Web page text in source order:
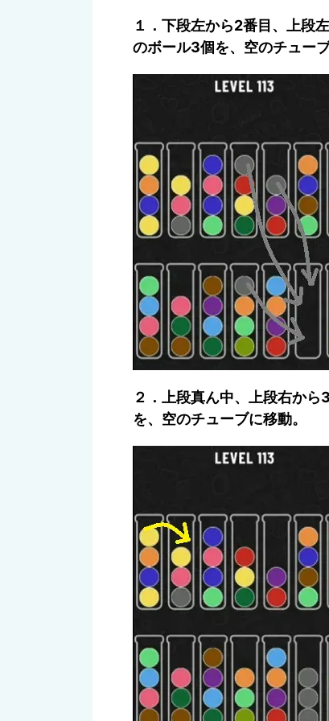
１．下段左から2番目、上段
のボール3個を、空のチューブ
２．上段真ん中、上段右か
を、空のチューブに移動。